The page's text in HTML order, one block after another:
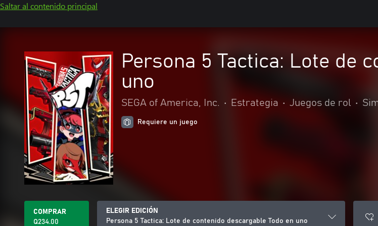
Saltar al contenido principal
Persona 5 Tactica: Lote de
uno
SEGA of America, Inc. • Estrategia • Juegos de rol •
Requiere un juego
COMPRAR
Q234.00
ELEGIR EDICIÓN
Persona 5 Tactica: Lote de contenido descargable Todo en uno